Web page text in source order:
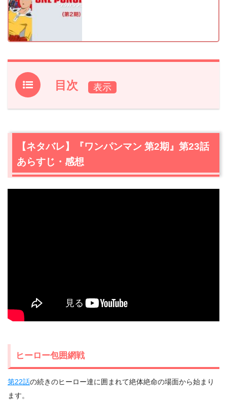
目次
1.【ネタバレ】『ワンパンマン 第2期』第23話あらすじ・
1.2 ガロウvsジェノス
1.3 ガロウ覚醒
【ネタバレ】『ワンパンマン 第2期』第23話
あらすじ・感想
ヒーロー包囲網戦
第22話の続きのヒーロー達に囲まれて絶体絶命の場面から始まり
ます。